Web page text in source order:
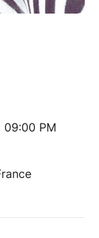
PM